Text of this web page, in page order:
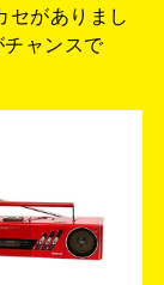
セがありまし
ャンスで